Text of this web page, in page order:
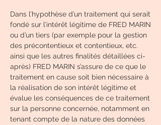
Dans l’hypothèse d’un traitement qui serait
fondé sur l’intérêt légitime de FRED MARIN
ou d’un tiers (par exemple pour la gestion
des précontentieux et contentieux, etc.
ainsi que les autres finalités détaillées ci-
après) FRED MARIN s’assure de ce que le
traitement en cause soit bien nécessaire à
la réalisation de son intérêt légitime et
évalue les conséquences de ce traitement
sur la personne concernée, notamment en
tenant compte de la nature des données